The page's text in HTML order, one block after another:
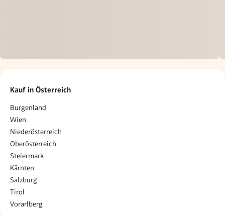
Kauf in Österreich
Burgenland
Wien
Niederösterreich
Oberösterreich
Steiermark
Kärnten
Salzburg
Tirol
Vorarlberg